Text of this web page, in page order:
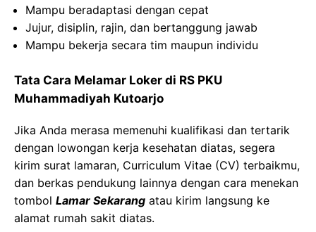
Mampu beradaptasi dengan cepat
Jujur, disiplin, rajin, dan bertanggung jawab
Mampu bekerja secara tim maupun individu
Tata Cara Melamar Loker di RS PKU
Muhammadiyah Kutoarjo
Jika Anda merasa memenuhi kualifikasi dan tertarik
dengan lowongan kerja kesehatan diatas, segera
kirim surat lamaran, Curriculum Vitae (CV) terbaikmu,
dan berkas pendukung lainnya dengan cara menekan
tombol Lamar Sekarang atau kirim langsung ke
alamat rumah sakit diatas.